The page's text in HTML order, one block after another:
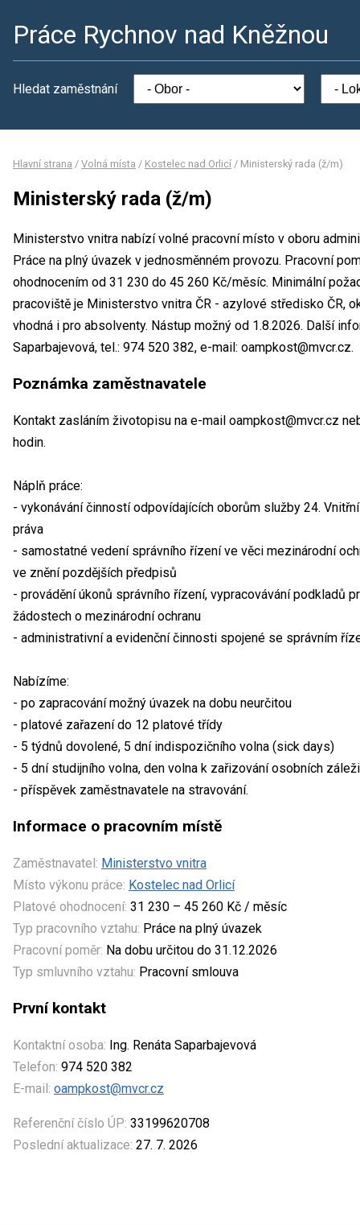
Práce Rychnov nad Kněžnou
Hledat zaměstnání
Hlavní strana / Volná místa / Kostelec nad Orlicí / Ministerský rada (ž/m)
Ministerský rada (ž/m)
Ministerstvo vnitra nabízí volné pracovní místo v oboru
Práce na plný úvazek v jednosměnném provozu. Pracovní
ohodnocením od 31 230 do 45 260 Kč/měsíc. Minimální
pracoviště je Ministerstvo vnitra ČR - azylové středisko ČR,
vhodná i pro absolventy. Nástup možný od 1.8.2026. Další
Saparbajevová, tel.: 974 520 382, e-mail: oampkost@mvcr.cz.
Poznámka zaměstnavatele
Kontakt zasláním životopisu na e-mail oampkost@mvcr.cz
hodin.
Náplň práce:
- vykonávání činností odpovídajících oborům služby 24.
práva
- samostatné vedení správního řízení ve věci mezinárodní
ve znění pozdějších předpisů
- provádění úkonů správního řízení, vypracovávání podkladů
žádostech o mezinárodní ochranu
- administrativní a evidenční činnosti spojené se správním
Nabízíme:
- po zapracování možný úvazek na dobu neurčitou
- platové zařazení do 12 platové třídy
- 5 týdnů dovolené, 5 dní indispozičního volna (sick days)
- 5 dní studijního volna, den volna k zařizování osobních
- příspěvek zaměstnavatele na stravování.
Informace o pracovním místě
Zaměstnavatel: Ministerstvo vnitra
Místo výkonu práce: Kostelec nad Orlicí
Platové ohodnocení: 31 230 – 45 260 Kč / měsíc
Typ pracovního vztahu: Práce na plný úvazek
Pracovní poměr: Na dobu určitou do 31.12.2026
Typ smluvního vztahu: Pracovní smlouva
První kontakt
Kontaktní osoba: Ing. Renáta Saparbajevová
Telefon: 974 520 382
E-mail: oampkost@mvcr.cz
Referenční číslo ÚP: 33199620708
Poslední aktualizace: 27. 7. 2026